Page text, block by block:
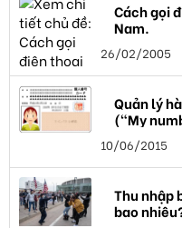
Cách gọi
Nam.
26/02/2005
Quản lý
("My
10/06/2015
Thu nhập
bao